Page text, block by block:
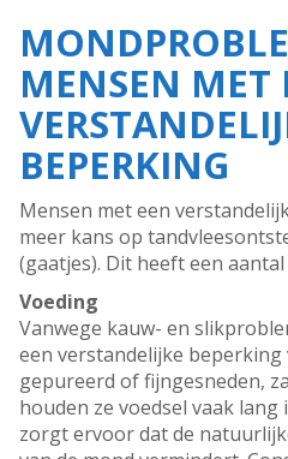
MENSEN MET
BEPERKING
Mensen met een
meer kans op
(gaatjes). Dit heeft een
Voeding
Vanwege kauw- en
een verstandelijke beperking
gepureerd of fijngesneden,
houden ze voedsel vaak lang
zorgt ervoor dat de